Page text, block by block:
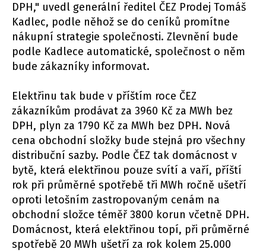
DPH," uvedl generální ředitel ČEZ Prodej Tomáš
Kadlec, podle něhož se do ceníků promítne
nákupní strategie společnosti. Zlevnění bude
podle Kadlece automatické, společnost o něm
bude zákazníky informovat.
Elektřinu tak bude v příštím roce ČEZ
zákazníkům prodávat za 3960 Kč za MWh bez
DPH, plyn za 1790 Kč za MWh bez DPH. Nová
cena obchodní složky bude stejná pro všechny
distribuční sazby. Podle ČEZ tak domácnost v
bytě, která elektřinou pouze svítí a vaří, příští
rok při průměrné spotřebě tři MWh ročně ušetří
oproti letošním zastropovaným cenám na
obchodní složce téměř 3800 korun včetně DPH.
Domácnost, která elektřinou topí, při průměrné
spotřebě 20 MWh ušetří za rok kolem 25.000